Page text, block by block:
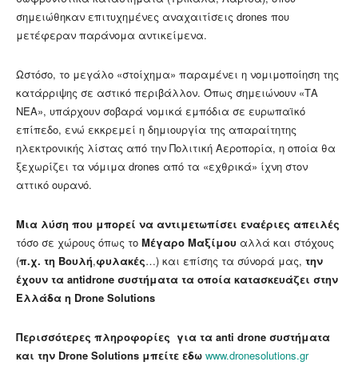
σημειώθηκαν επιτυχημένες αναχαιτίσεις drones που
μετέφεραν παράνομα αντικείμενα.
Ωστόσο, το μεγάλο «στοίχημα» παραμένει η νομιμοποίηση της
κατάρριψης σε αστικό περιβάλλον. Όπως σημειώνουν «ΤΑ
ΝΕΑ», υπάρχουν σοβαρά νομικά εμπόδια σε ευρωπαϊκό
επίπεδο, ενώ εκκρεμεί η δημιουργία της απαραίτητης
ηλεκτρονικής λίστας από την Πολιτική Αεροπορία, η οποία θα
ξεχωρίζει τα νόμιμα drones από τα «εχθρικά» ίχνη στον
αττικό ουρανό.
Μια λύση που μπορεί να αντιμετωπίσει εναέριες απειλές
τόσο σε χώρους όπως το Μέγαρο Μαξίμου αλλά και στόχους
(π.χ. τη Βουλή,φυλακές…) και επίσης τα σύνορά μας, την
έχουν τα antidrone συστήματα τα οποία κατασκευάζει στην
Ελλάδα η Drone Solutions
Περισσότερες πληροφορίες για τα anti drone συστήματα
και την Drone Solutions μπείτε εδω www.dronesolutions.gr